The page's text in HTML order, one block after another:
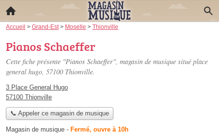
Accueil > Grand-Est > Moselle > Thionville
Pianos Schaeffer
Cette fiche présente "Pianos Schaeffer", magasin de musique situé place
general hugo, 57100 Thionville.
3 Place General Hugo
57100 Thionville
📞 Appeler ce magasin de musique
Magasin de musique - Fermé, ouvre à 10h